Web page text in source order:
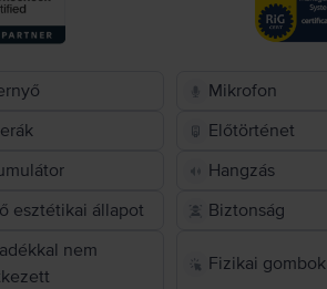
Mikrofon
Előtörténet
Hangzás
esztétikai állapot
Biztonság
nem
Fizikai gombok